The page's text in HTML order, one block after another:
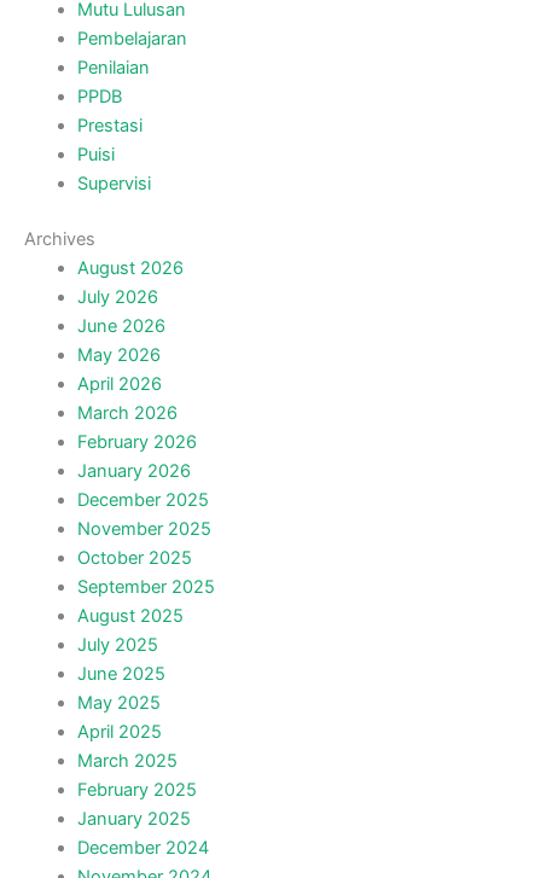
Mutu Lulusan
Pembelajaran
Penilaian
PPDB
Prestasi
Puisi
Supervisi
Archives
August 2026
July 2026
June 2026
May 2026
April 2026
March 2026
February 2026
January 2026
December 2025
November 2025
October 2025
September 2025
August 2025
July 2025
June 2025
May 2025
April 2025
March 2025
February 2025
January 2025
December 2024